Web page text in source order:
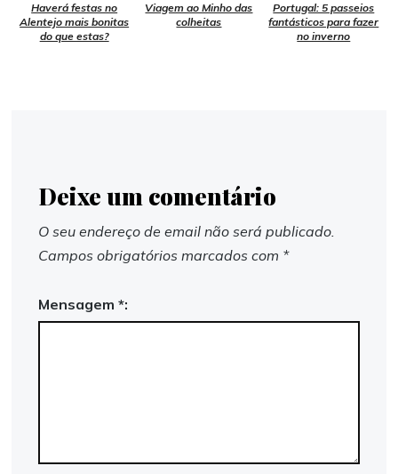
Haverá festas no
Alentejo mais bonitas
do que estas?
Viagem ao Minho das
colheitas
Portugal: 5 passeios
fantásticos para fazer
no inverno
Deixe um comentário
O seu endereço de email não será publicado.
Campos obrigatórios marcados com *
Mensagem *: